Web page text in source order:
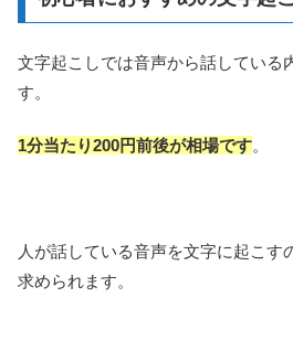
文字起こしでは音声から話している
す。
1分当たり200円前後が相場です。
人が話している音声を文字に起こす
求められます。